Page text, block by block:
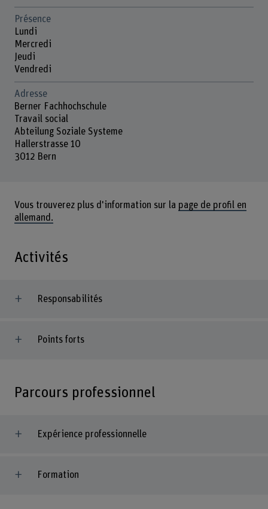
Présence
Lundi
Mercredi
Jeudi
Vendredi
Adresse
Berner Fachhochschule
Travail social
Abteilung Soziale Systeme
Hallerstrasse 10
3012 Bern
Vous trouverez plus d'information sur la page de profil en
allemand.
Activités
Responsabilités
Points forts
Parcours professionnel
Expérience professionnelle
Formation